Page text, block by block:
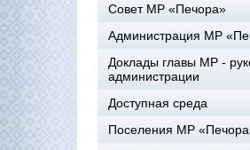
Совет МР «Печора»
Администрация МР
Доклады главы МР -
администрации
Доступная среда
Поселения МР